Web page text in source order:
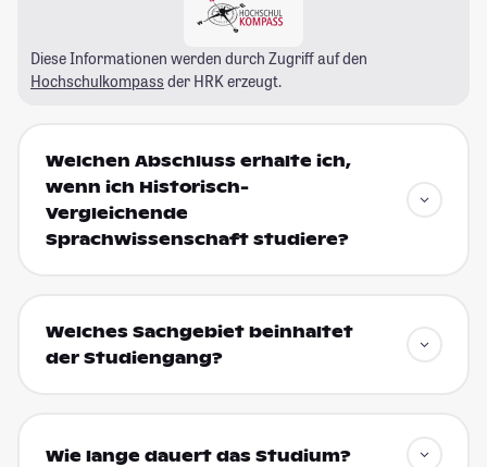
Diese Informationen werden durch Zugriff auf den
Hochschulkompass der HRK erzeugt.
Welchen Abschluss erhalte ich,
wenn ich Historisch-
Vergleichende
Sprachwissenschaft studiere?
Welches Sachgebiet beinhaltet
der Studiengang?
Wie lange dauert das Studium?